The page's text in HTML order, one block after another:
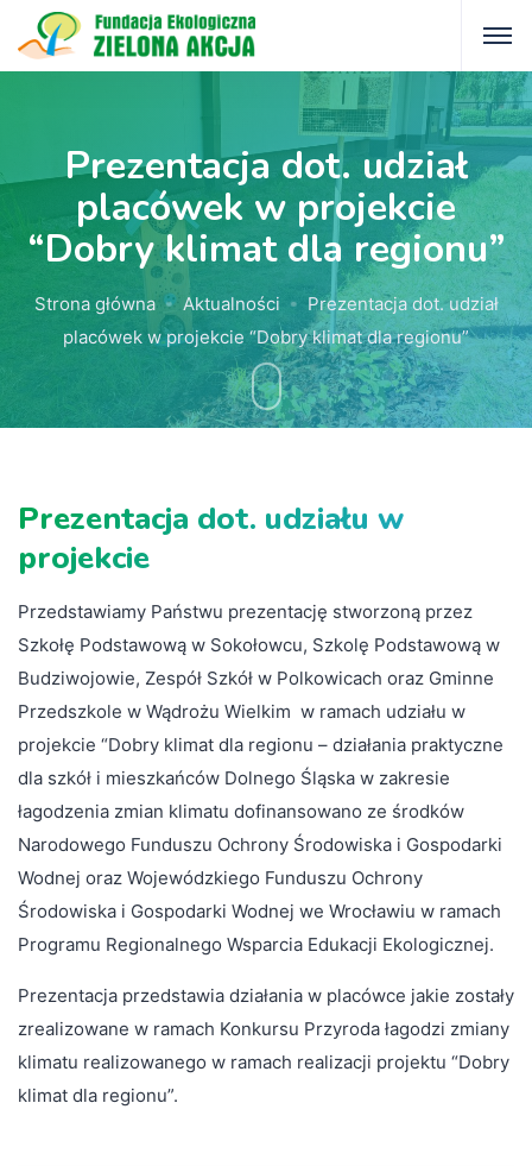
Prezentacja dot. udział
placówek w projekcie
“Dobry klimat dla regionu”
Strona główna Aktualności
Prezentacja dot. udział
placówek w projekcie “Dobry klimat dla regionu”
Prezentacja dot. udziału w
projekcie
Przedstawiamy Państwu prezentację stworzoną przez
Szkołę Podstawową w Sokołowcu, Szkolę Podstawową w
Budziwojowie, Zespół Szkół w Polkowicach oraz Gminne
Przedszkole w Wądrożu Wielkim w ramach udziału w
projekcie “Dobry klimat dla regionu – działania praktyczne
dla szkół i mieszkańców Dolnego Śląska w zakresie
łagodzenia zmian klimatu dofinansowano ze środków
Narodowego Funduszu Ochrony Środowiska i Gospodarki
Wodnej oraz Wojewódzkiego Funduszu Ochrony
Środowiska i Gospodarki Wodnej we Wrocławiu w ramach
Programu Regionalnego Wsparcia Edukacji Ekologicznej.
Prezentacja przedstawia działania w placówce jakie zostały
zrealizowane w ramach Konkursu Przyroda łagodzi zmiany
klimatu realizowanego w ramach realizacji projektu “Dobry
klimat dla regionu”.